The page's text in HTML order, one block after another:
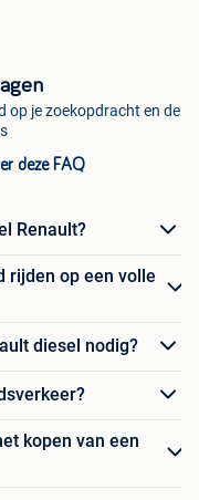
op je zoekopdracht en de
deze FAQ
Renault?
rijden op een volle
diesel nodig?
kopen van een